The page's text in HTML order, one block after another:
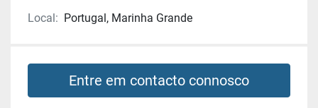
Local: Portugal, Marinha Grande
Entre em contacto connosco